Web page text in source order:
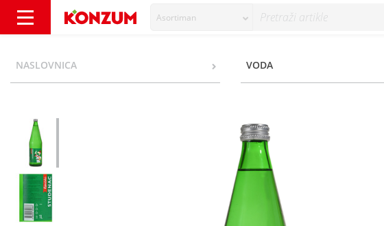
Asortiman
NASLOVNICA VODA